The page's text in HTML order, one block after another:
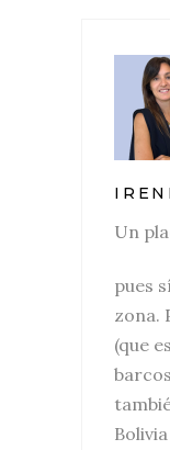
Un
pues
zona.
(que